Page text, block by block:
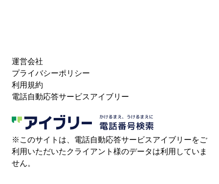
運営会社
プライバシーポリシー
利用規約
電話自動応答サービスアイブリー
※このサイトは、電話自動応答サービスアイブリーをご
利用いただいたクライアント様のデータは利用していま
せん。